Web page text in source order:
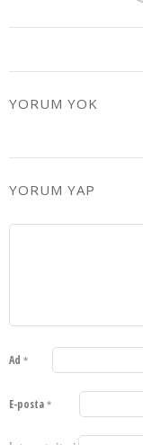
YORUM YOK
YORUM YAP
Ad *
E-posta *